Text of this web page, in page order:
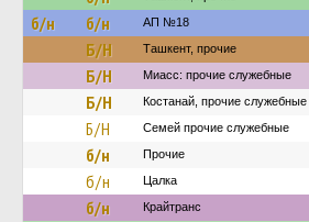
б/н б/н АП №18
Б/Н Ташкент, прочие
Б/Н Миасс: прочие служебные
Б/Н Костанай, прочие служебные
Б/Н Семей прочие служебные
б/н Прочие
б/н Цалка
б/н Крайтранс